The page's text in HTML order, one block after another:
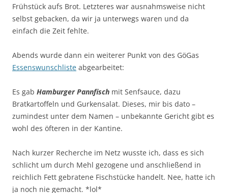
Frühstück aufs Brot. Letzteres war ausnahmsweise nicht
selbst gebacken, da wir ja unterwegs waren und da
einfach die Zeit fehlte.
Abends wurde dann ein weiterer Punkt von des GöGas
Essenswunschliste abgearbeitet:
Es gab Hamburger Pannfisch mit Senfsauce, dazu
Bratkartoffeln und Gurkensalat. Dieses, mir bis dato –
zumindest unter dem Namen – unbekannte Gericht gibt es
wohl des öfteren in der Kantine.
Nach kurzer Recherche im Netz wusste ich, dass es sich
schlicht um durch Mehl gezogene und anschließend in
reichlich Fett gebratene Fischstücke handelt. Nee, hatte ich
ja noch nie gemacht. *lol*